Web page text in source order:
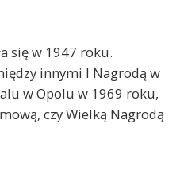
się w 1947 roku.
innymi I Nagrodą w
w Opolu w 1969 roku,
czy Wielką Nagrodą